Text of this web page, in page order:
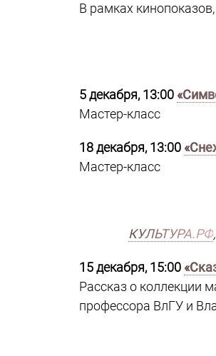
В рамках
5 декабря, 13:00
Мастер-класс
18 декабря, 13:00
Мастер-класс
КУЛЬТУРА.РФ,
15 декабря, 15:00
Рассказ о коллекции
профессора ВлГУ и